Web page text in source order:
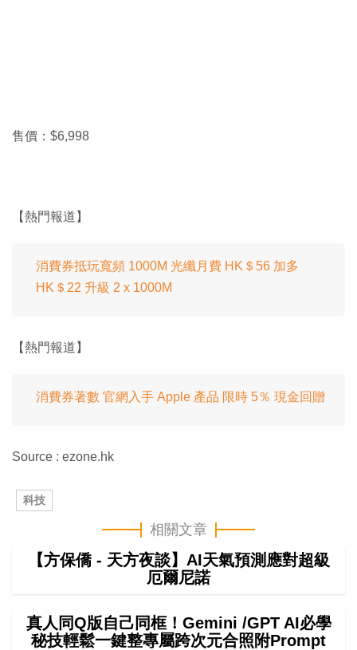
售價：$6,998
【熱門報道】
消費券抵玩寬頻 1000M 光纖月費 HK＄56 加多
HK＄22 升級 2 x 1000M
【熱門報道】
消費券著數 官網入手 Apple 產品 限時 5％ 現金回贈
Source : ezone.hk
科技
相關文章
【方保僑 - 天方夜談】AI天氣預測應對超級
厄爾尼諾
真人同Q版自己同框！Gemini /GPT AI必學
秘技輕鬆一鍵整專屬跨次元合照附Prompt